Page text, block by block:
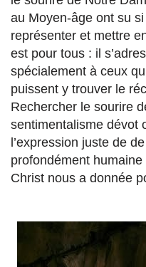
au Moyen-âge ont su
représenter et mettre
est pour tous : il
spécialement à ceux
puissent y trouver le
Rechercher le sourire
sentimentalisme dévot
l’expression juste de
profondément
Christ nous a donnée